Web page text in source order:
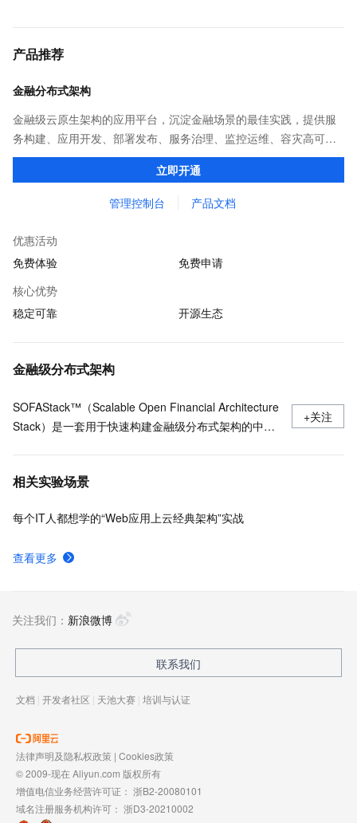
产品推荐
金融分布式架构
金融级云原生架构的应用平台，沉淀金融场景的最佳实践，提供服
务构建、应用开发、部署发布、服务治理、监控运维、容灾高可用
等全栈式解决方案，兼容Dubbo、Spring Cloud等微服务运行环
境，助力客户各类应用轻松转型分布式架构
立即开通
管理控制台 产品文档
优惠活动
免费体验
免费申请
核心优势
稳定可靠
开源生态
金融级分布式架构
SOFAStack™（Scalable Open Financial Architecture
Stack）是一套用于快速构建金融级分布式架构的中间
+关注
相关实验场景
每个IT人都想学的“Web应用上云经典架构”实战
查看更多
关注我们： 新浪微博
联系我们
文档 | 开发者社区 | 天池大赛 | 培训与认证
法律声明及隐私权政策 | Cookies政策
© 2009-现在 Aliyun.com 版权所有
增值电信业务经营许可证： 浙B2-20080101
域名注册服务机构许可： 浙D3-20210002